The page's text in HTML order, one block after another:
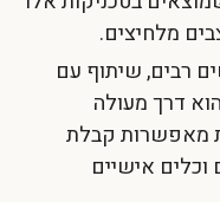
מלחיצים.
רבים, שיתוף עם
דרך מעולה
מאפשרות קבלת
אישיים